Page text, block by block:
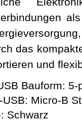
das
und
Bauform:
USB: Micro-B
Schwarz